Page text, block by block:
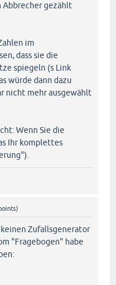
Abbrecher gezählt
im
dass sie die
spiegeln (s Link
würde dann dazu
nicht mehr ausgewählt
Wenn Sie die
Ihr komplettes
Zufallsgenerator
"Fragebogen" habe